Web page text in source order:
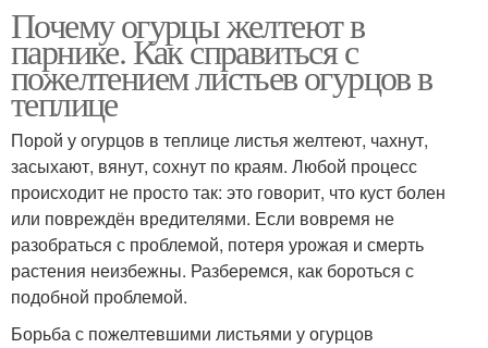
Почему огурцы желтеют в
парнике. Как справиться с
пожелтением листьев огурцов в
теплице
Порой у огурцов в теплице листья желтеют, чахнут,
засыхают, вянут, сохнут по краям. Любой процесс
происходит не просто так: это говорит, что куст болен
или повреждён вредителями. Если вовремя не
разобраться с проблемой, потеря урожая и смерть
растения неизбежны. Разберемся, как бороться с
подобной проблемой.
Борьба с пожелтевшими листьями у огурцов